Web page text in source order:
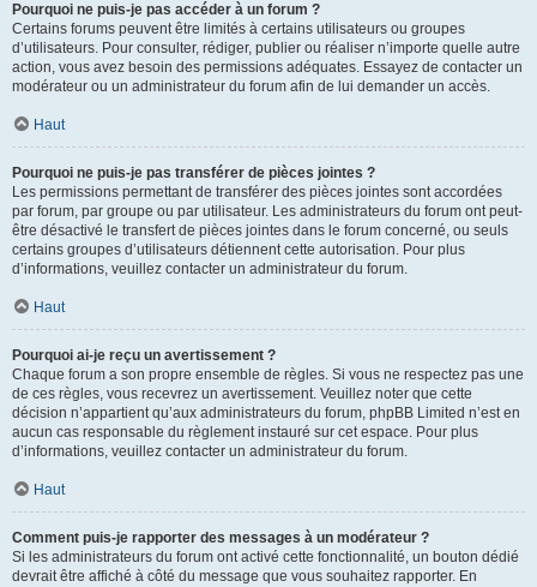
Pourquoi ne puis-je pas accéder à un forum ?
Certains forums peuvent être limités à certains utilisateurs ou groupes
d’utilisateurs. Pour consulter, rédiger, publier ou réaliser n’importe quelle autre
action, vous avez besoin des permissions adéquates. Essayez de contacter un
modérateur ou un administrateur du forum afin de lui demander un accès.
Haut
Pourquoi ne puis-je pas transférer de pièces jointes ?
Les permissions permettant de transférer des pièces jointes sont accordées
par forum, par groupe ou par utilisateur. Les administrateurs du forum ont peut-
être désactivé le transfert de pièces jointes dans le forum concerné, ou seuls
certains groupes d’utilisateurs détiennent cette autorisation. Pour plus
d’informations, veuillez contacter un administrateur du forum.
Haut
Pourquoi ai-je reçu un avertissement ?
Chaque forum a son propre ensemble de règles. Si vous ne respectez pas une
de ces règles, vous recevrez un avertissement. Veuillez noter que cette
décision n’appartient qu’aux administrateurs du forum, phpBB Limited n’est en
aucun cas responsable du règlement instauré sur cet espace. Pour plus
d’informations, veuillez contacter un administrateur du forum.
Haut
Comment puis-je rapporter des messages à un modérateur ?
Si les administrateurs du forum ont activé cette fonctionnalité, un bouton dédié
devrait être affiché à côté du message que vous souhaitez rapporter. En